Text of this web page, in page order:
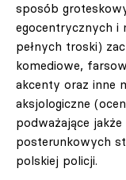
sposób
egocentrycznych i
pełnych troski)
komediowe,
akcenty oraz inne
aksjologiczne
podważające
posterunkowych
polskiej policji.